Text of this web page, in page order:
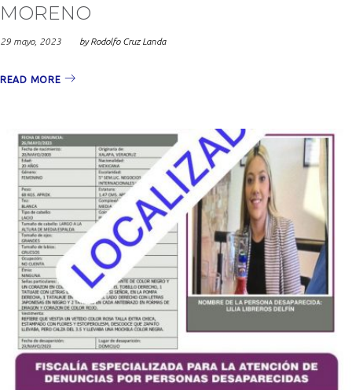
MORENO
29 mayo, 2023 byRodolfo Cruz Landa
READ MORE